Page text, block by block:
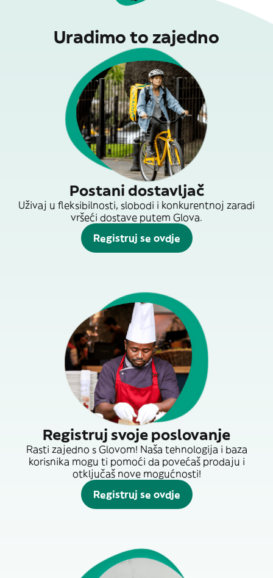
Uradimo to zajedno
Postani dostavljač
Uživaj u fleksibilnosti, slobodi i konkurentnoj zaradi
vršeći dostave putem Glova.
Registruj se ovdje
Registruj svoje poslovanje
Rasti zajedno s Glovom! Naša tehnologija i baza
korisnika mogu ti pomoći da povećaš prodaju i
otključaš nove mogućnosti!
Registruj se ovdje